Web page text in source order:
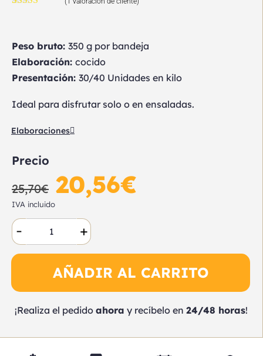
valoración de
un cliente
Peso bruto: 350 g por bandeja
Elaboración: cocido
Presentación: 30/40 Unidades en kilo
Ideal para disfrutar solo o en ensaladas.
Elaboraciones
Precio
25,70€ 20,56€
IVA incluido
- +
AÑADIR AL CARRITO
¡Realiza el pedido ahora y recíbelo en 24/48 horas!